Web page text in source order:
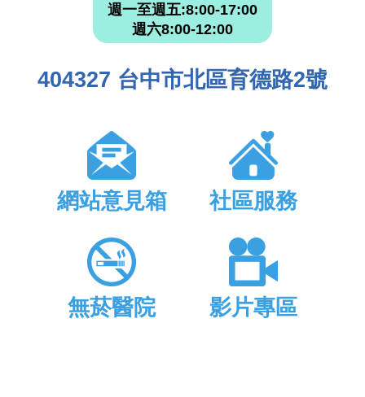
週一至週五:8:00-17:00
週六8:00-12:00
404327 台中市北區育德路2號
網站意見箱 社區服務
無菸醫院 影片專區